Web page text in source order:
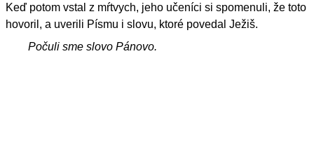
Keď potom vstal z mŕtvych, jeho učeníci si spomenuli, že toto
hovoril, a uverili Písmu i slovu, ktoré povedal Ježiš.
Počuli sme slovo Pánovo.